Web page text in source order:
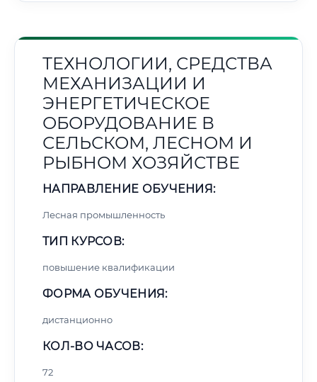
ТЕХНОЛОГИИ, СРЕДСТВА
МЕХАНИЗАЦИИ И
ЭНЕРГЕТИЧЕСКОЕ
ОБОРУДОВАНИЕ В
СЕЛЬСКОМ, ЛЕСНОМ И
РЫБНОМ ХОЗЯЙСТВЕ
НАПРАВЛЕНИЕ ОБУЧЕНИЯ:
Лесная промышленность
ТИП КУРСОВ:
повышение квалификации
ФОРМА ОБУЧЕНИЯ:
дистанционно
КОЛ-ВО ЧАСОВ:
72